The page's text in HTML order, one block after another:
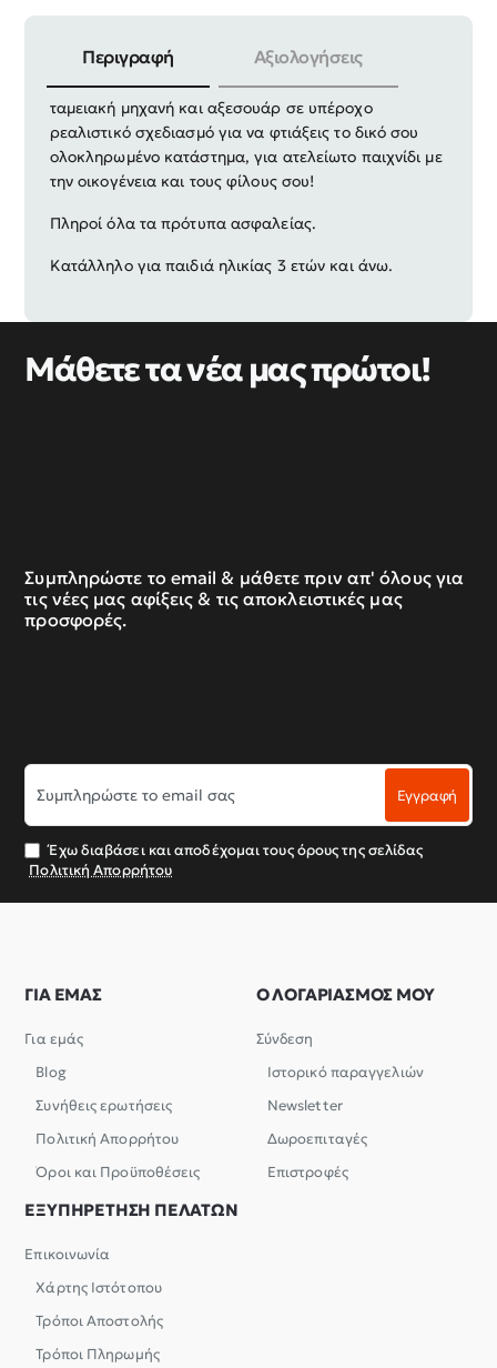
Περιγραφή Αξιολογήσεις
Παιχνίδι ταμείο σούπερ μάρκετ ηλεκτρονικό, με
ταμειακή μηχανή και αξεσουάρ σε υπέροχο
ρεαλιστικό σχεδιασμό για να φτιάξεις το δικό σου
ολοκληρωμένο κατάστημα, για ατελείωτο παιχνίδι με
την οικογένεια και τους φίλους σου!
Πληροί όλα τα πρότυπα ασφαλείας.
Κατάλληλο για παιδιά ηλικίας 3 ετών και άνω.
Μάθετε τα νέα μας πρώτοι!
Συμπληρώστε το email & μάθετε πριν απ' όλους για
τις νέες μας αφίξεις & τις αποκλειστικές μας
προσφορές.
Συμπληρώστε
το
email
σας
Εγγραφή
Έχω διαβάσει και αποδέχομαι τους όρους της σελίδας
Πολιτική Απορρήτου
ΓΙΑ ΕΜΑΣ
Για εμάς
Blog
Συνήθεις ερωτήσεις
Πολιτική Απορρήτου
Όροι και Προϋποθέσεις
Ο ΛΟΓΑΡΙΑΣΜΟΣ ΜΟΥ
Σύνδεση
Ιστορικό παραγγελιών
Newsletter
Δωροεπιταγές
Επιστροφές
ΕΞΥΠΗΡΕΤΗΣΗ ΠΕΛΑΤΩΝ
Επικοινωνία
Χάρτης Ιστότοπου
Τρόποι Αποστολής
Τρόποι Πληρωμής